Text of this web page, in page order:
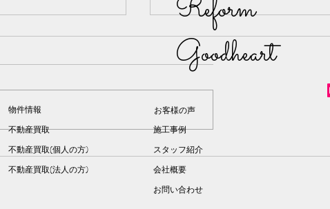
高平にて手摺取付
アパート一室のリフォーム工
Reform
Goodheart
物件情報
不動産買取
不動産買取(個人の方)
不動産買取(法人の方)
施工事例
スタッフ紹介
会社概要
お問い合わせ
お客様の声